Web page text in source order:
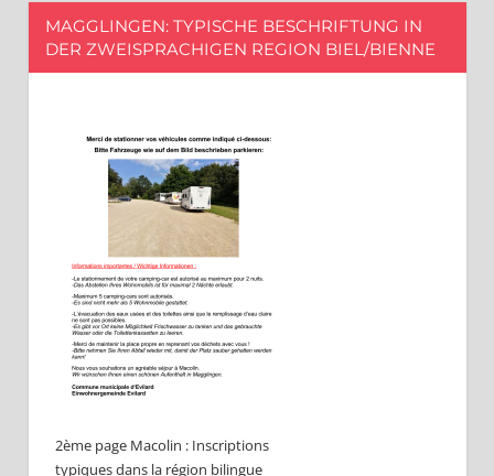
MAGGLINGEN: TYPISCHE BESCHRIFTUNG IN
DER ZWEISPRACHIGEN REGION BIEL/BIENNE
2ème page Macolin : Inscriptions
typiques dans la région bilingue